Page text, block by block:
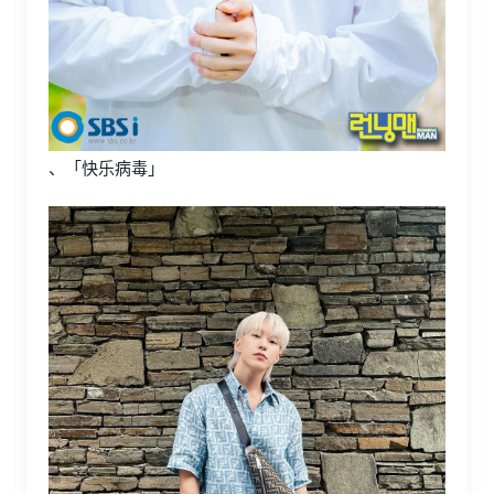
、「快乐病毒」